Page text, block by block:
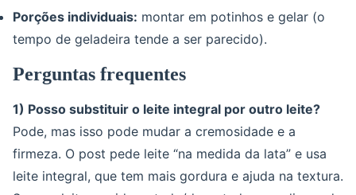
Porções individuais: montar em potinhos e gelar (o
tempo de geladeira tende a ser parecido).
Perguntas frequentes
1) Posso substituir o leite integral por outro leite?
Pode, mas isso pode mudar a cremosidade e a
firmeza. O post pede leite “na medida da lata” e usa
leite integral, que tem mais gordura e ajuda na textura.